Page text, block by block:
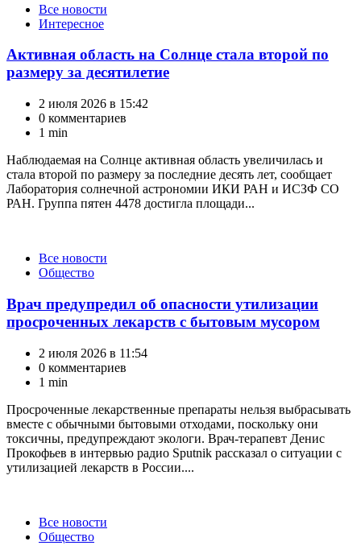
КатегорииВсе новости
Интересное
Активная область на Солнце стала второй по
размеру за десятилетие
2 июля 2026 в 15:42
0 комментариев
1 min
Наблюдаемая на Солнце активная область увеличилась и
стала второй по размеру за последние десять лет, сообщает
Лаборатория солнечной астрономии ИКИ РАН и ИСЗФ СО
РАН. Группа пятен 4478 достигла площади...
КатегорииВсе новости
Общество
Врач предупредил об опасности утилизации
просроченных лекарств с бытовым мусором
2 июля 2026 в 11:54
0 комментариев
1 min
Просроченные лекарственные препараты нельзя выбрасывать
вместе с обычными бытовыми отходами, поскольку они
токсичны, предупреждают экологи. Врач-терапевт Денис
Прокофьев в интервью радио Sputnik рассказал о ситуации с
утилизацией лекарств в России....
КатегорииВсе новости
Общество